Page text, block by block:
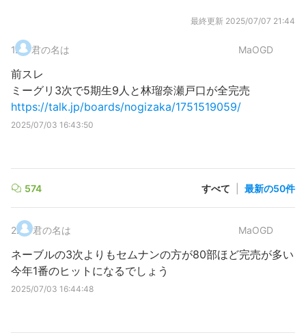
最終更新 2025/07/07 21:44
1. 君の名は MaOGD
前スレ
ミーグリ3次で5期生9人と林瑠奈瀬戸口が全完売
https://talk.jp/boards/nogizaka/1751519059/
2025/07/03 16:43:50
574 すべて 最新の50件
2. 君の名は MaOGD
ネーブルの3次よりもセムナンの方が80部ほど完売が多い
今年1番のヒットになるでしょう
2025/07/03 16:44:48